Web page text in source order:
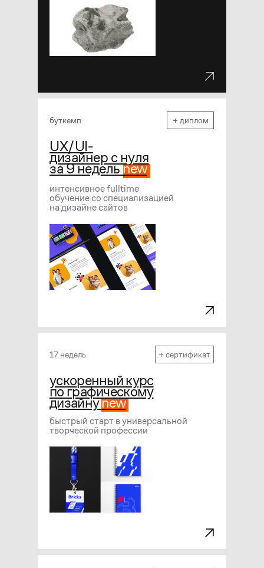
быстрый старт в универсальной
творческой профессии
ускоренный курс
по графическому
дизайнуnew
17 недель + сертификат
интенсивное fulltime
обучение со специализацией
на дизайне сайтов
буткемп + диплом
UX/UI-
дизайнер с нуля
за 9 недельnew